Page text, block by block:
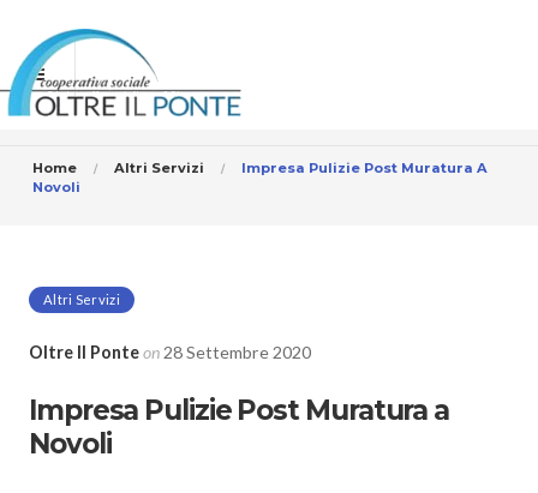
Home Altri Servizi
Impresa Pulizie Post Muratura A
Novoli
Altri Servizi
Oltre Il Ponteon28 Settembre 2020
Impresa Pulizie Post Muratura a
Novoli